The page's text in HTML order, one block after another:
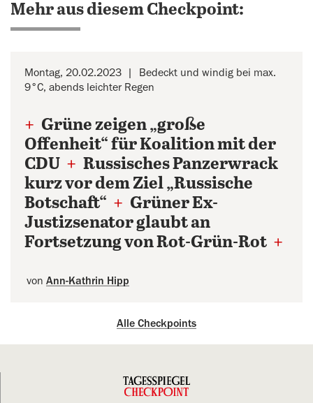
Mehr aus diesem Checkpoint:
Montag, 20.02.2023
Bedeckt und windig bei max.
9°C, abends leichter Regen
+ Grüne zeigen „große
Offenheit“ für Koalition mit der
CDU + Russisches Panzerwrack
kurz vor dem Ziel „Russische
Botschaft“ + Grüner Ex-
Justizsenator glaubt an
Fortsetzung von Rot-Grün-Rot +
von Ann-Kathrin Hipp
Alle Checkpoints